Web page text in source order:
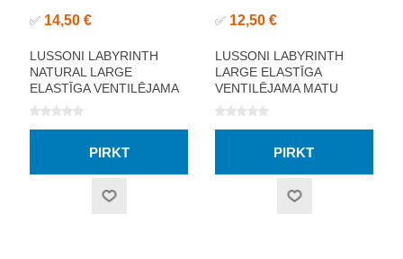
✅ 14,50 €
LUSSONI LABYRINTH
NATURAL LARGE
ELASTĪGA VENTILĒJAMA
MATU SUKA
✅ 12,50 €
LUSSONI LABYRINTH
LARGE ELASTĪGA
VENTILĒJAMA MATU
SUKA